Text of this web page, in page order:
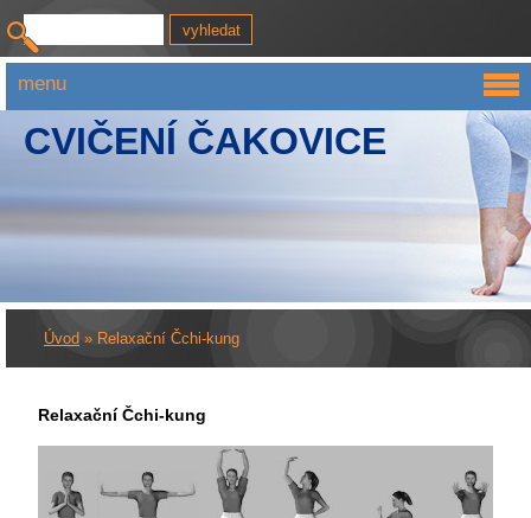
CVIČENÍ ČAKOVICE
Úvod » Relaxační Čchi-kung
Relaxační Čchi-kung
menu